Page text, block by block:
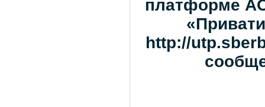
платформе
http://